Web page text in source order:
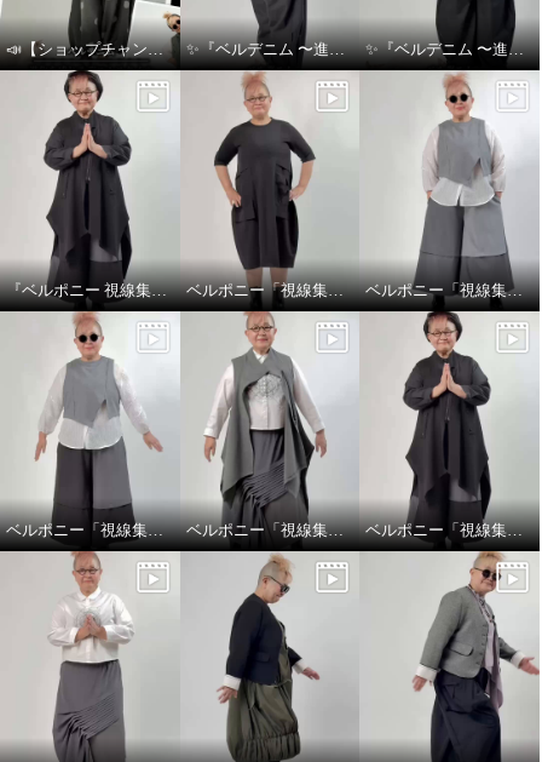
📣【ショップチャンネル生放送のお知らせ】👖💙 ✨『ベルデニム 〜進化を感じるデニムスタイル〜』✨ ✨『ベルデニム 〜進化を感じるデニムスタイル〜』✨
『ベルポニー 視線集める大人の遊びを装う』 5月11日（月） 12:00〜 / 20:00〜（生放送） ベルポニー「視線集める大人の遊びを装う」 ベルポニー「視線集める大人の遊びを装う」
ベルポニー「視線集める大人の遊びを装う」 ベルポニー「視線集める大人の遊びを装う」 ベルポニー「視線集める大人の遊びを装う」